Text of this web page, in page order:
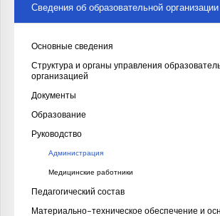
Сведения об образовательной организации
Основные сведения
Структура и органы управления
организацией
Документы
Образование
Руководство
Администрация
Медицинские работники
Педагогический состав
Материально-техническое обеспечение и